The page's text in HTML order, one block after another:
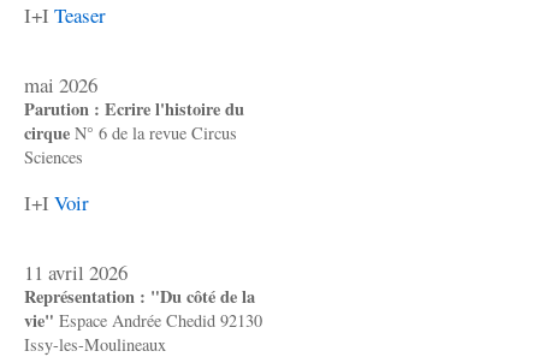
I+I Teaser
mai 2026
Parution : Ecrire l'histoire du
cirque N° 6 de la revue Circus
Sciences
I+I Voir
11 avril 2026
Représentation : "Du côté de la
vie" Espace Andrée Chedid 92130
Issy-les-Moulineaux